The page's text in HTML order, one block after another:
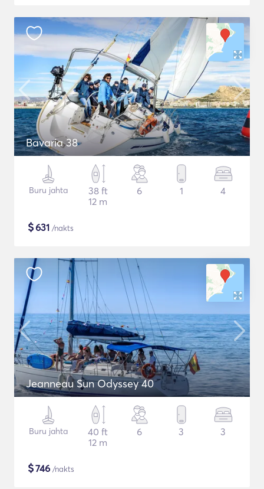
Bavaria 38
Buru jahta
38 ft
12 m
6 1 4
$631 /nakts
Jeanneau Sun Odyssey 40
Buru jahta
40 ft
12 m
6 3 3
$746 /nakts